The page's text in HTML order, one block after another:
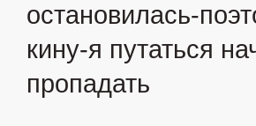
остановилась-
кину-я путаться
пропадать